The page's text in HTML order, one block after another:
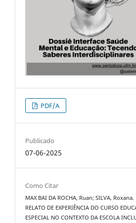
PDF/A
Publicado
07-06-2025
Como Citar
MAX BAI DA ROCHA, Ruan; SILVA, Roxana.
RELATO DE EXPERIÊNCIA DO CURSO
ESPECIAL NO CONTEXTO DA ESCOLA